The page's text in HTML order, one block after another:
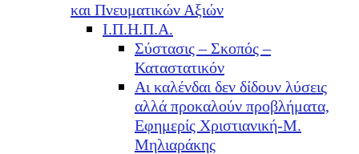
και Πνευματικών Αξιών
Ι.Π.Η.Π.Α.
Σύστασις – Σκοπός –
Καταστατικόν
Αι καλένδαι δεν δίδουν λύσεις
αλλά προκαλούν προβλήματα,
Εφημερίς Χριστιανική-Μ.
Μηλιαράκης